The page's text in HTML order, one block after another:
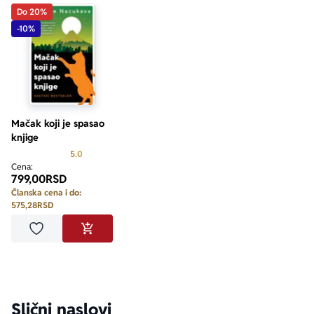
– Corriere di Bologna
„Dragulj od knjige ako volite čitanje (i mačke!).“
De Limburger
Do 20%
-10%
Mačak koji je spasao
knjige
5.0
Cena:
799,00RSD
Članska cena i do:
575,28RSD
Dodaj u omiljeneDODAJ U KORPU
Slični naslovi